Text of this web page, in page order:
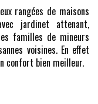
rangées de maisons
jardinet attenant,
familles de mineurs
voisines. En effet
confort bien meilleur.